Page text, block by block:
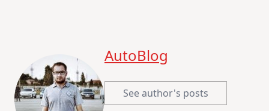
AutoBlog
See author's posts